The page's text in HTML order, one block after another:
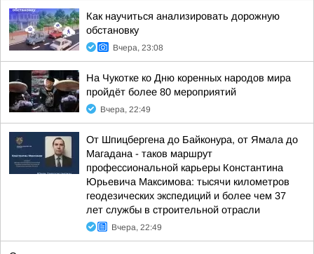
Как научиться анализировать дорожную
обстановку
Вчера, 23:08
На Чукотке ко Дню коренных народов мира
пройдёт более 80 мероприятий
Вчера, 22:49
От Шпицбергена до Байконура, от Ямала до
Магадана - таков маршрут
профессиональной карьеры Константина
Юрьевича Максимова: тысячи километров
геодезических экспедиций и более чем 37
лет службы в строительной отрасли
Вчера, 22:49